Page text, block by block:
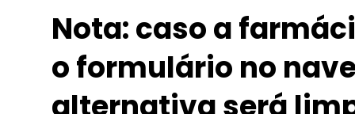
Nota: caso a
o formulário no